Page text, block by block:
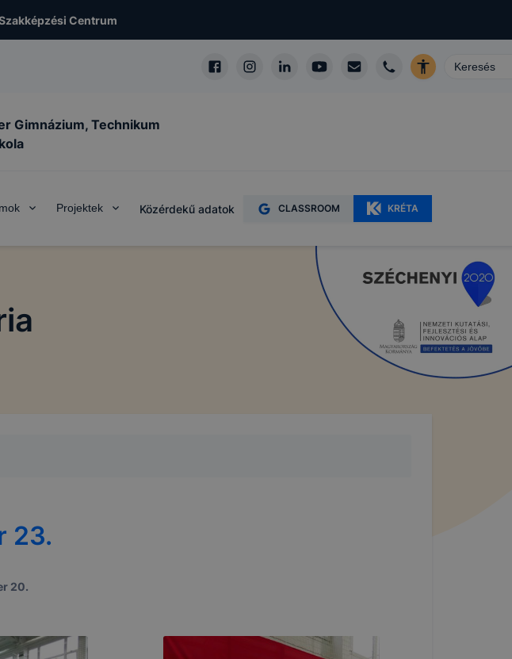
Centrum
Gimnázium, Technikum
Projektek Közérdekű adatok CLASSROOM KRÉTA
23.
20.